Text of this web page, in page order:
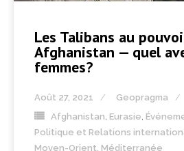
Les Talibans au
Afghanistan — quel
femmes?
Août 27, 2021
Geopragma
Afghanistan Eurasie
Politique et Relations
Moyen-Orient, Méditerranée